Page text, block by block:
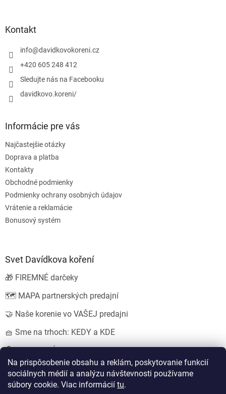
Na prispôsobenie obsahu a reklám, poskytovanie funkcií
sociálnych médií a analýzu návštevnosti používame
súbory cookie. Viac informácií tu.
Kontakt
info@davidkovokoreni.cz
+420 605 248 412
Sledujte nás na Facebooku
davidkovo.koreni/
Informácie pre vás
Najčastejšie otázky
Doprava a platba
Kontakty
Obchodné podmienky
Podmienky ochrany osobných údajov
Vrátenie a reklamácie
Bonusový systém
Svet Davídkova koření
🎁 FIREMNÉ darčeky
🗺️ MAPA partnerských predajní
🤝 Naše korenie vo VAŠEJ predajni
🧺 Sme na trhoch: KEDY a KDE
💍 SVADOBNÉ darčeky